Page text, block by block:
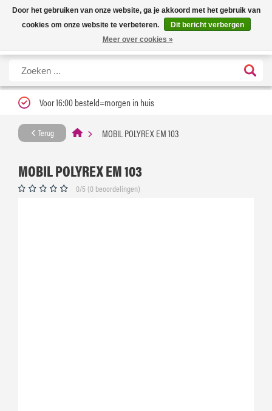
Nieuwe levertijd: 1 tot 3 werkdagen | Nu 25% korting op gehele assortiment
Carfume met kortingscode ''verfrissend''
X
Voor 16:00 besteld=morgen in huis
Terug MOBIL POLYREX EM 103
MOBIL POLYREX EM 103
0/5 (0 beoordelingen)
Door het gebruiken van onze website, ga je akkoord met het gebruik van
cookies om onze website te verbeteren.
Dit bericht verbergen
Meer over cookies »